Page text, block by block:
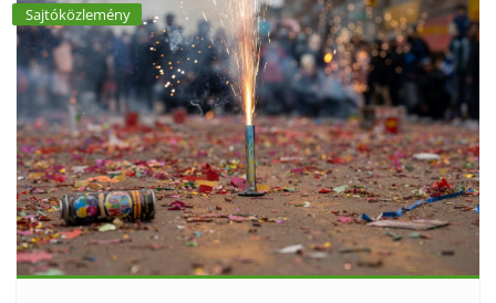
Sajtóközlemény